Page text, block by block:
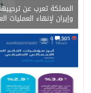
المملكة تعرب عن
وإيران لإنهاء العمليات
505